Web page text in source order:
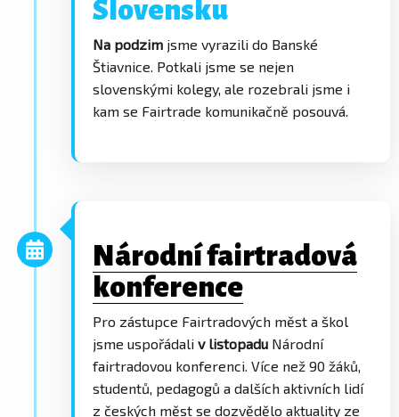
Slovensku
Na podzim jsme vyrazili do Banské
Štiavnice. Potkali jsme se nejen
slovenskými kolegy, ale rozebrali jsme i
kam se Fairtrade komunikačně posouvá.
Národní fairtradová
konference
Pro zástupce Fairtradových měst a škol
jsme uspořádali v listopadu Národní
fairtradovou konferenci. Více než 90 žáků,
studentů, pedagogů a dalších aktivních lidí
z českých měst se dozvědělo aktuality ze